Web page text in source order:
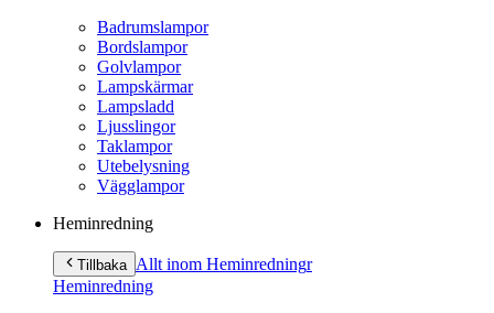
Badrumslampor
Bordslampor
Golvlampor
Lampskärmar
Lampsladd
Ljusslingor
Taklampor
Utebelysning
Vägglampor
Heminredning
Tillbaka Allt inom Heminredningr
Heminredning